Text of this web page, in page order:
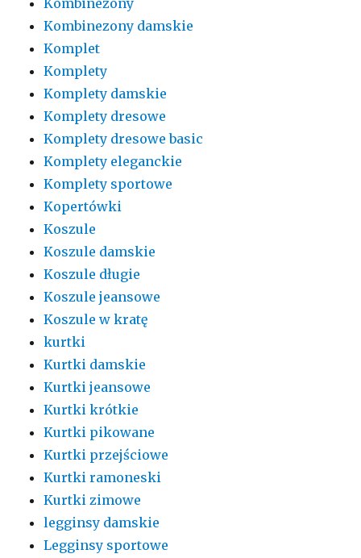
Kombinezony damskie
Komplet
Komplety
Komplety damskie
Komplety dresowe
Komplety dresowe basic
Komplety eleganckie
Komplety sportowe
Kopertówki
Koszule
Koszule damskie
Koszule długie
Koszule jeansowe
Koszule w kratę
kurtki
Kurtki damskie
Kurtki jeansowe
Kurtki krótkie
Kurtki pikowane
Kurtki przejściowe
Kurtki ramoneski
Kurtki zimowe
legginsy damskie
Legginsy sportowe